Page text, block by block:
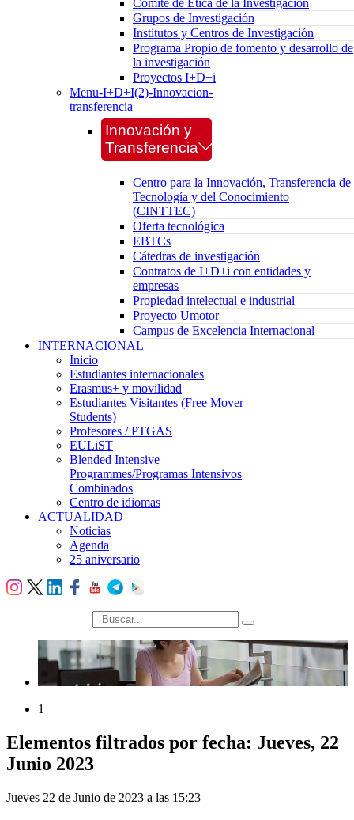
Comité de Ética de la Investigación
Grupos de Investigación
Institutos y Centros de Investigación
Programa Propio de fomento y desarrollo de
la investigación
Proyectos I+D+i
Menu-I+D+I(2)-Innovacion-
transferencia
Innovación y
Transferencia
Centro para la Innovación, Transferencia de
Tecnología y del Conocimiento
(CINTTEC)
Oferta tecnológica
EBTCs
Cátedras de investigación
Contratos de I+D+i con entidades y
empresas
Propiedad intelectual e industrial
Proyecto Umotor
Campus de Excelencia Internacional
INTERNACIONAL
Inicio
Estudiantes internacionales
Erasmus+ y movilidad
Estudiantes Visitantes (Free Mover
Students)
Profesores / PTGAS
EULiST
Blended Intensive
Programmes/Programas Intensivos
Combinados
Centro de idiomas
ACTUALIDAD
Noticias
Agenda
25 aniversario
búsqueda
1
Elementos filtrados por fecha: Jueves, 22
Junio 2023
Jueves 22 de Junio de 2023 a las 15:23